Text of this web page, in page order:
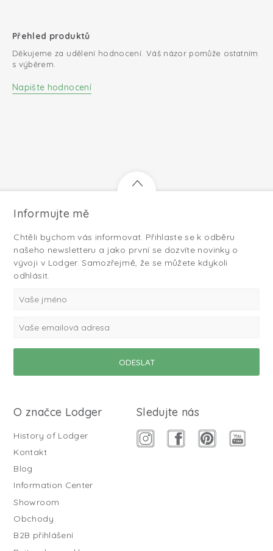
Přehled produktů
Děkujeme za udělení hodnocení. Váš názor pomůže ostatním
s výběrem.
Napište hodnocení
Informujte mě
Chtěli bychom vás informovat. Přihlaste se k odběru
našeho newsletteru a jako první se dozvíte novinky o
vývoji v Lodger. Samozřejmě, že se můžete kdykoli
odhlásit.
O značce Lodger
History of Lodger
Kontakt
Blog
Information Center
Showroom
Obchody
B2B přihlášení
Sledujte nás